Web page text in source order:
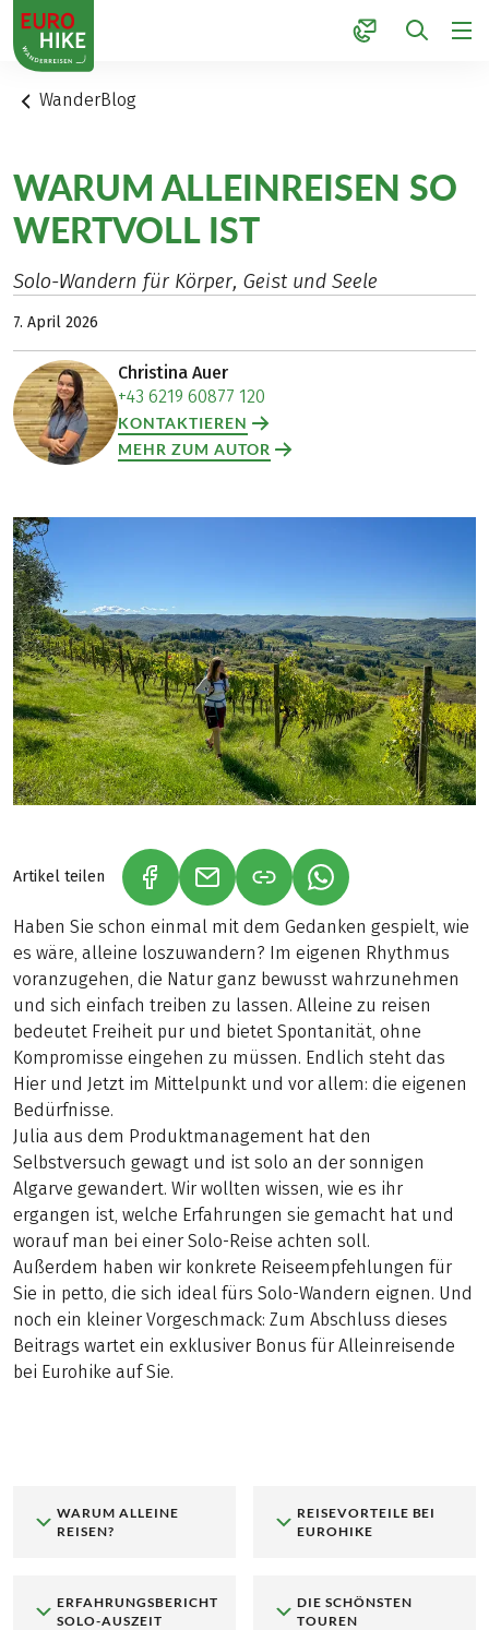
1
WanderBlog
WARUM ALLEINREISEN SO
WERTVOLL IST
Solo-Wandern für Körper, Geist und Seele
7. April 2026
Christina Auer
+43 6219 60877 120
KONTAKTIEREN
MEHR ZUM AUTOR
Artikel teilen (LINK ÖFFNET IN NEUEM TAB)
(LINK ÖFFNET IN NEUEM TAB)
(LINK ÖFFNET IN
Haben Sie schon einmal mit dem Gedanken gespielt, wie
es wäre, alleine loszuwandern? Im eigenen Rhythmus
voranzugehen, die Natur ganz bewusst wahrzunehmen
und sich einfach treiben zu lassen. Alleine zu reisen
bedeutet Freiheit pur und bietet Spontanität, ohne
Kompromisse eingehen zu müssen. Endlich steht das
Hier und Jetzt im Mittelpunkt und vor allem: die eigenen
Bedürfnisse.
Julia aus dem Produktmanagement hat den
Selbstversuch gewagt und ist solo an der sonnigen
Algarve gewandert. Wir wollten wissen, wie es ihr
ergangen ist, welche Erfahrungen sie gemacht hat und
worauf man bei einer Solo-Reise achten soll.
Außerdem haben wir konkrete Reiseempfehlungen für
Sie in petto, die sich ideal fürs Solo-Wandern eignen. Und
noch ein kleiner Vorgeschmack: Zum Abschluss dieses
Beitrags wartet ein exklusiver Bonus für Alleinreisende
bei Eurohike auf Sie.
WARUM ALLEINE
REISEN?
REISEVORTEILE BEI
EUROHIKE
ERFAHRUNGSBERICHT
SOLO-AUSZEIT
DIE SCHÖNSTEN
TOUREN